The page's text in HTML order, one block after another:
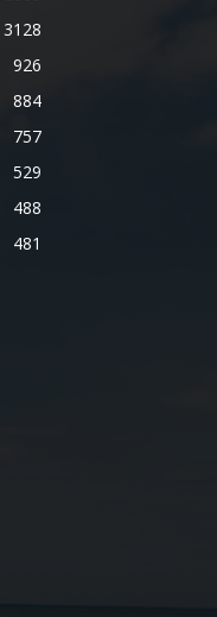
3128
926
884
757
529
488
481